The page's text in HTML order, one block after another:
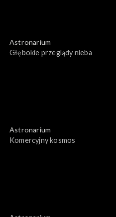
Astronarium
Głębokie przeglądy nieba
Astronarium
Komercyjny kosmos